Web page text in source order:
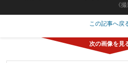
《
この記事へ戻